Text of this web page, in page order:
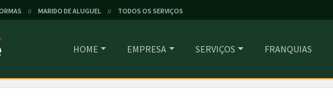
// MARIDO DE ALUGUEL // TODOS OS SERVIÇOS
HOME EMPRESA SERVIÇOS FRANQUIAS